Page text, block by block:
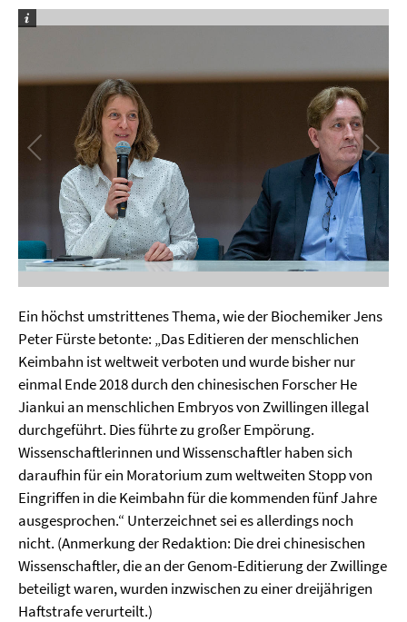
Ein höchst umstrittenes Thema, wie der Biochemiker Jens
Peter Fürste betonte: „Das Editieren der menschlichen
Keimbahn ist weltweit verboten und wurde bisher nur
einmal Ende 2018 durch den chinesischen Forscher He
Jiankui an menschlichen Embryos von Zwillingen illegal
durchgeführt. Dies führte zu großer Empörung.
Wissenschaftlerinnen und Wissenschaftler haben sich
daraufhin für ein Moratorium zum weltweiten Stopp von
Eingriffen in die Keimbahn für die kommenden fünf Jahre
ausgesprochen.“ Unterzeichnet sei es allerdings noch
nicht. (Anmerkung der Redaktion: Die drei chinesischen
Wissenschaftler, die an der Genom-Editierung der Zwillinge
beteiligt waren, wurden inzwischen zu einer dreijährigen
Haftstrafe verurteilt.)